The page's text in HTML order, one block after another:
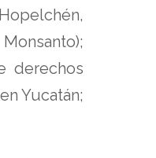
derechos
Yucatán;